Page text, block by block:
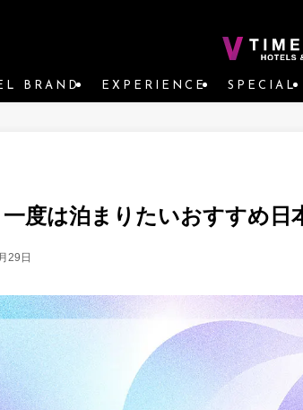
BRAND EXPERIENCE SPECIAL
度は泊まりたいおすすめ日
29日